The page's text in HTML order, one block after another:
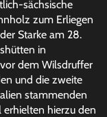
sächsische
zum Erliegen
Starke am 28.
in
dem Wilsdruffer
und die zweite
stammenden
erhielten hierzu den